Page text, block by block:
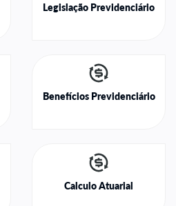
Legislação Previdenciário
Benefícios Previdenciário
Calculo Atuarial